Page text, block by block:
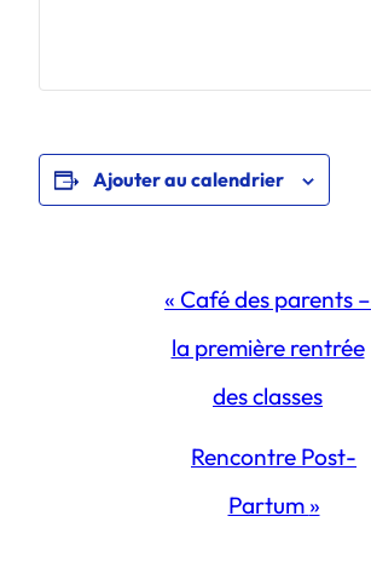
Ajouter au calendrier
« Café des parents –
la première rentrée
des classes
Rencontre Post-
Partum »